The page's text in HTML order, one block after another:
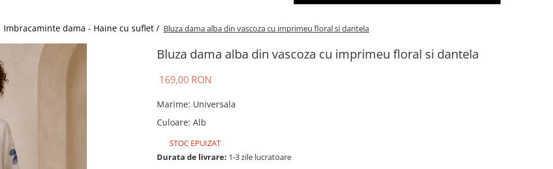
Imbracaminte dama - Haine cu suflet / Bluza dama alba din vascoza cu imprimeu floral si dantela
Bluza dama alba din vascoza cu imprimeu floral si dantela
169,00 RON
Marime: Universala
Culoare: Alb
STOC EPUIZAT
Durata de livrare: 1-3 zile lucratoare